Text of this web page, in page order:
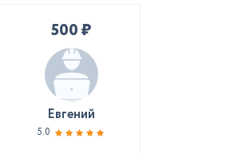
500 ₽
Евгений
5.0